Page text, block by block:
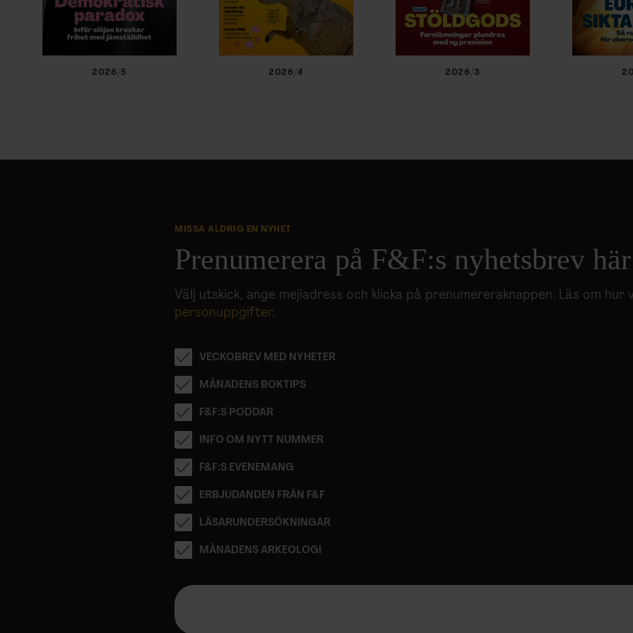
2026/5 2026/4 2026/3
MISSA ALDRIG EN NYHET
Prenumerera på F&F:s nyhetsbrev
Välj utskick, ange mejladress och klicka på prenumereraknappen. Läs om hur
personuppgifter.
VECKOBREV MED NYHETER
MÅNADENS BOKTIPS
F&F:S PODDAR
INFO OM NYTT NUMMER
F&F:S EVENEMANG
ERBJUDANDEN FRÅN F&F
LÄSARUNDERSÖKNINGAR
MÅNADENS ARKEOLOGI
E
p